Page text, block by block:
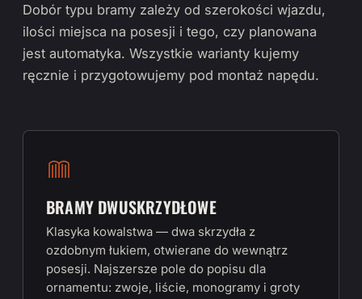
Dobór typu bramy zależy od szerokości wjazdu,
ilości miejsca na posesji i tego, czy planowana
jest automatyka. Wszystkie warianty kujemy
ręcznie i przygotowujemy pod montaż napędu.
BRAMY DWUSKRZYDŁOWE
Klasyka kowalstwa — dwa skrzydła z
ozdobnym łukiem, otwierane do wewnątrz
posesji. Najszersze pole do popisu dla
ornamentu: zwoje, liście, monogramy i groty